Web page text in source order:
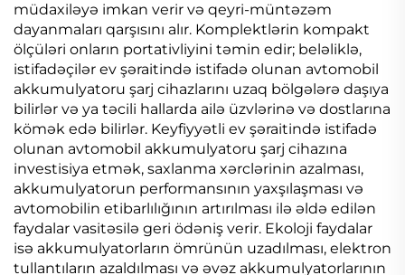
müdaxiləyə imkan verir və qeyri-müntəzəm
dayanmaları qarşısını alır. Komplektlərin kompakt
ölçüləri onların portativliyini təmin edir; beləliklə,
istifadəçilər ev şəraitində istifadə olunan avtomobil
akkumulyatoru şarj cihazlarını uzaq bölgələrə daşıya
bilirlər və ya təcili hallarda ailə üzvlərinə və dostlarına
kömək edə bilirlər. Keyfiyyətli ev şəraitində istifadə
olunan avtomobil akkumulyatoru şarj cihazına
investisiya etmək, saxlanma xərclərinin azalması,
akkumulyatorun performansının yaxşılaşması və
avtomobilin etibarlılığının artırılması ilə əldə edilən
faydalar vasitəsilə geri ödəniş verir. Ekoloji faydalar
isə akkumulyatorların ömrünün uzadılması, elektron
tullantıların azaldılması və əvəz akkumulyatorlarının